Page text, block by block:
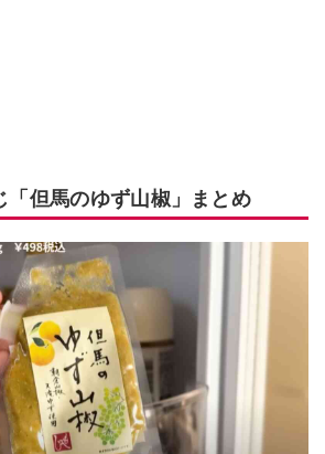
「但馬のゆず山椒」まとめ